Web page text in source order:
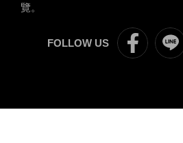
覽。
FOLLOW US
ITBS
國
ITBS
國